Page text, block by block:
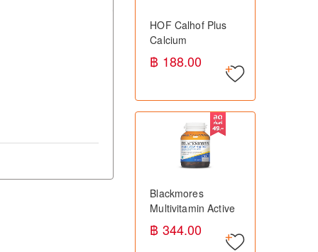
HOF Calhof Plus
Calcium
Supplement 60s เอ
ชโอเอฟ แคลฮอฟ
แคลเซียม
฿ 188.00
Blackmores
Multivitamin Active
แบลคมอร์ส มัลติ
วิตามิน แอคทีฟ (30
฿ 344.00